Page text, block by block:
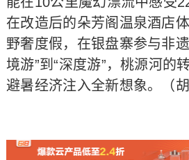
在改造后的朵芳阁温泉酒店
野奢度假，在银盘寨参与非
境游”到“深度游”，桃源河的
避暑经济注入全新想象。（胡